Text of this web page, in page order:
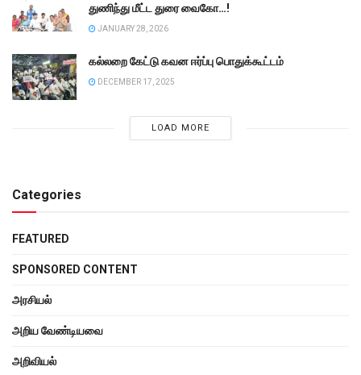
துணிந்து மீட்ட துரை வைகோ…!
JANUARY 28, 2026
கல்லறை கேட்டு கவன ஈர்ப்பு பொதுக்கூட்டம்
DECEMBER 17, 2025
LOAD MORE
Categories
FEATURED
SPONSORED CONTENT
அரசியல்
அறிய வேண்டியவை
அறிவியல்